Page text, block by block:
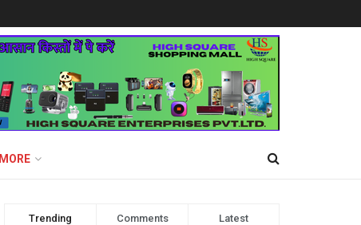
MORE
Trending Comments Latest